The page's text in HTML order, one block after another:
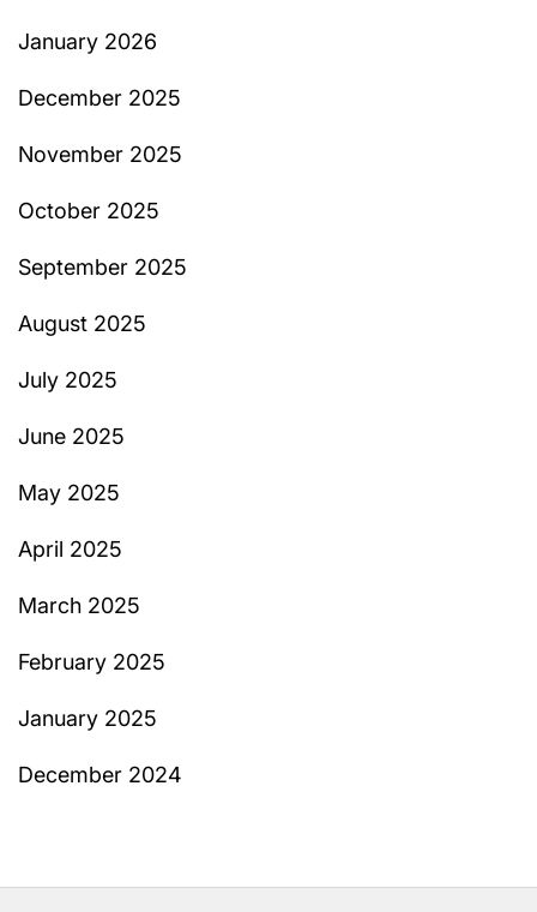
January 2026
December 2025
November 2025
October 2025
September 2025
August 2025
July 2025
June 2025
May 2025
April 2025
March 2025
February 2025
January 2025
December 2024